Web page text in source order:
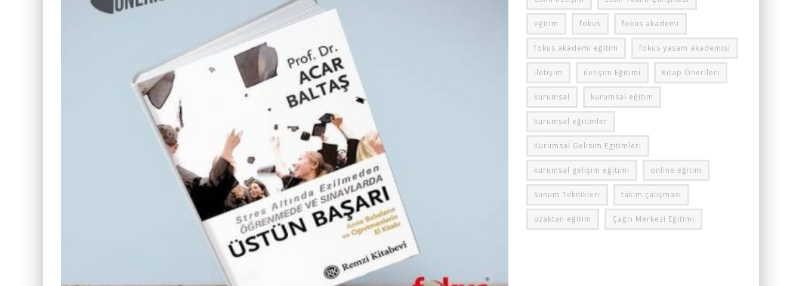
eğitim fokus fokus akademi
fokus akademi eğitim fokus yasam akademisi
iletişim iletişim Eğitimi Kitap Önerileri
kurumsal kurumsal eğitim
kurumsal eğitimler
Kurumsal Gelisim Egitimleri
kurumsal gelişim eğitimi online eğitim
Sunum Teknikleri takım çalışması
uzaktan eğitim Çağrı Merkezi Eğitimi